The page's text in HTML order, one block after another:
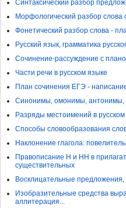
Синтаксический разбор
Морфологический разбор
Фонетический разбор слова -
Русский язык, грамматика
Сочинение-рассуждение с
Части речи в русском языке
План сочинения ЕГЭ -
Синонимы, омонимы, антонимы,
Разряды местоимений в
Способы словообразования
Наклонение глагола:
Правописание Н и НН в
существительных
Восклицательные
Изобразительные средства
аллитерация...